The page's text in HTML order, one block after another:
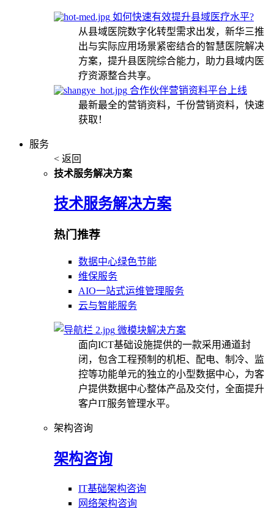
如何快速有效提升县域医疗水平?
从县域医院数字化转型需求出发，新华三推
出与实际应用场景紧密结合的智慧医院解决
方案，提升县医院综合能力，助力县域内医
疗资源整合共享。
合作伙伴营销资料平台上线
最新最全的营销资料，千份营销资料，快速
获取！
服务
< 返回
技术服务解决方案
技术服务解决方案
热门推荐
数据中心绿色节能
维保服务
AIO一站式运维管理服务
云与智能服务
微模块解决方案
面向ICT基础设施提供的一款采用通道封
闭，包含工程预制的机柜、配电、制冷、监
控等功能单元的独立的小型数据中心，为客
户提供数据中心整体产品及交付，全面提升
客户IT服务管理水平。
架构咨询
架构咨询
IT基础架构咨询
网络架构咨询